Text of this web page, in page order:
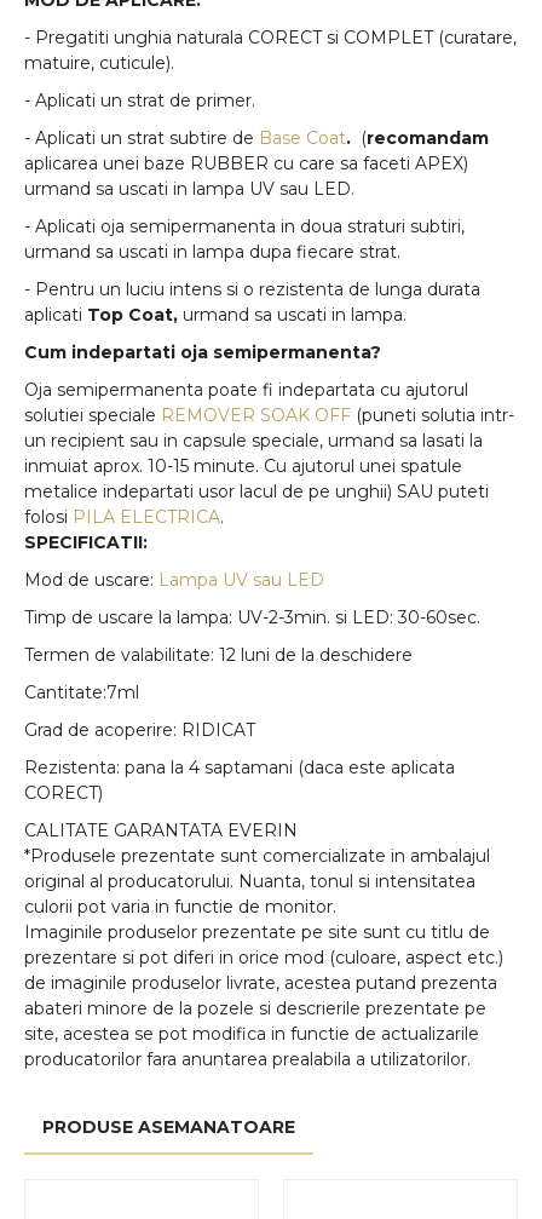
- Pregatiti unghia naturala CORECT si COMPLET (curatare,
matuire, cuticule).
- Aplicati un strat de primer.
- Aplicati un strat subtire de Base Coat. (recomandam
aplicarea unei baze RUBBER cu care sa faceti APEX)
urmand sa uscati in lampa UV sau LED.
- Aplicati oja semipermanenta in doua straturi subtiri,
urmand sa uscati in lampa dupa fiecare strat.
- Pentru un luciu intens si o rezistenta de lunga durata
aplicati Top Coat, urmand sa uscati in lampa.
Cum indepartati oja semipermanenta?
Oja semipermanenta poate fi indepartata cu ajutorul
solutiei speciale REMOVER SOAK OFF (puneti solutia intr-
un recipient sau in capsule speciale, urmand sa lasati la
inmuiat aprox. 10-15 minute. Cu ajutorul unei spatule
metalice indepartati usor lacul de pe unghii) SAU puteti
folosi PILA ELECTRICA.
SPECIFICATII:
Mod de uscare: Lampa UV sau LED
Timp de uscare la lampa: UV-2-3min. si LED: 30-60sec.
Termen de valabilitate: 12 luni de la deschidere
Cantitate:7ml
Grad de acoperire: RIDICAT
Rezistenta: pana la 4 saptamani (daca este aplicata
CORECT)
CALITATE GARANTATA EVERIN
*Produsele prezentate sunt comercializate in ambalajul
original al producatorului. Nuanta, tonul si intensitatea
culorii pot varia in functie de monitor.
Imaginile produselor prezentate pe site sunt cu titlu de
prezentare si pot diferi in orice mod (culoare, aspect etc.)
de imaginile produselor livrate, acestea putand prezenta
abateri minore de la pozele si descrierile prezentate pe
site, acestea se pot modifica in functie de actualizarile
producatorilor fara anuntarea prealabila a utilizatorilor.
PRODUSE ASEMANATOARE